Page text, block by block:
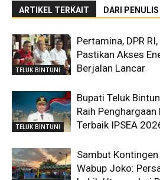
ARTIKEL TERKAIT DARI PENULIS
TELUK BINTUNI
Pertamina, DPR
Pastikan Akses
Berjalan Lancar
TELUK BINTUNI
Bupati Teluk
Raih
Terbaik IPSEA
Sambut
Wabup Joko: